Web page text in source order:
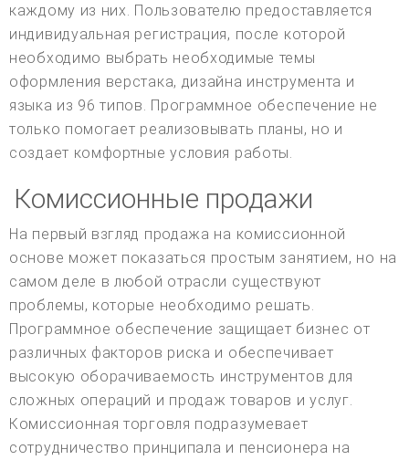
каждому из них. Пользователю предоставляется
индивидуальная регистрация, после которой
необходимо выбрать необходимые темы
оформления верстака, дизайна инструмента и
языка из 96 типов. Программное обеспечение не
только помогает реализовывать планы, но и
создает комфортные условия работы.
Комиссионные продажи
На первый взгляд продажа на комиссионной
основе может показаться простым занятием, но на
самом деле в любой отрасли существуют
проблемы, которые необходимо решать.
Программное обеспечение защищает бизнес от
различных факторов риска и обеспечивает
высокую оборачиваемость инструментов для
сложных операций и продаж товаров и услуг.
Комиссионная торговля подразумевает
сотрудничество принципала и пенсионера на